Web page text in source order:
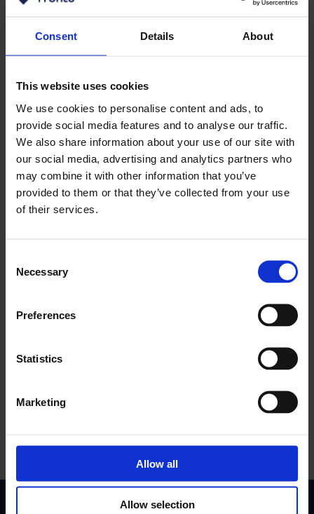
Consent Details About
This website uses cookies
We use cookies to personalise content and ads, to
provide social media features and to analyse our traffic.
We also share information about your use of our site with
our social media, advertising and analytics partners who
may combine it with other information that you’ve
provided to them or that they’ve collected from your use
of their services.
Selection
Necessary
Preferences
Statistics
Marketing
Allow all
Allow selection
Låt utrustningen tala om för dig vad den behöver.